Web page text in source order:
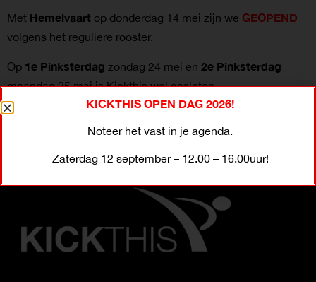
Met Hemelvaart op donderdag 14 mei zijn we GEOPEND
volgens het reguliere rooster.
Op 1e Pinksterdag zondag 24 mei en 2e Pinksterdag
maandag 25 mei is Kickthis wel gesloten.
KICKTHIS OPEN DAG 2026!
Noteer het vast in je agenda.
Zaterdag 12 september – 12.00 – 16.00uur!